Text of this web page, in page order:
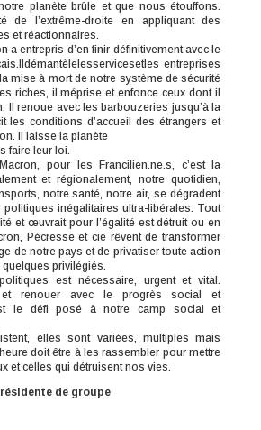
planète brûle et que nous étouffons.
de l’extrême-droite en appliquant des
et réactionnaires.
a entrepris d’en finir définitivement avec le
entreprises
mise à mort de notre système de sécurité
riches, il méprise et enfonce ceux dont il
Il renoue avec les barbouzeries jusqu’à la
les conditions d’accueil des étrangers et
Il laisse la planète
faire leur loi.
pour les Francilien.ne.s, c’est la
et régionalement, notre quotidien,
notre santé, notre air, se dégradent
inégalitaires ultra-libérales. Tout
et œuvrait pour l’égalité est détruit ou en
Pécresse et cie rêvent de transformer
de notre pays et de privatiser toute action
privilégiés.
est nécessaire, urgent et vital.
renouer avec le progrès social et
le défi posé à notre camp social et
elles sont variées, multiples mais
doit être à les rassembler pour mettre
et celles qui détruisent nos vies.
de groupe